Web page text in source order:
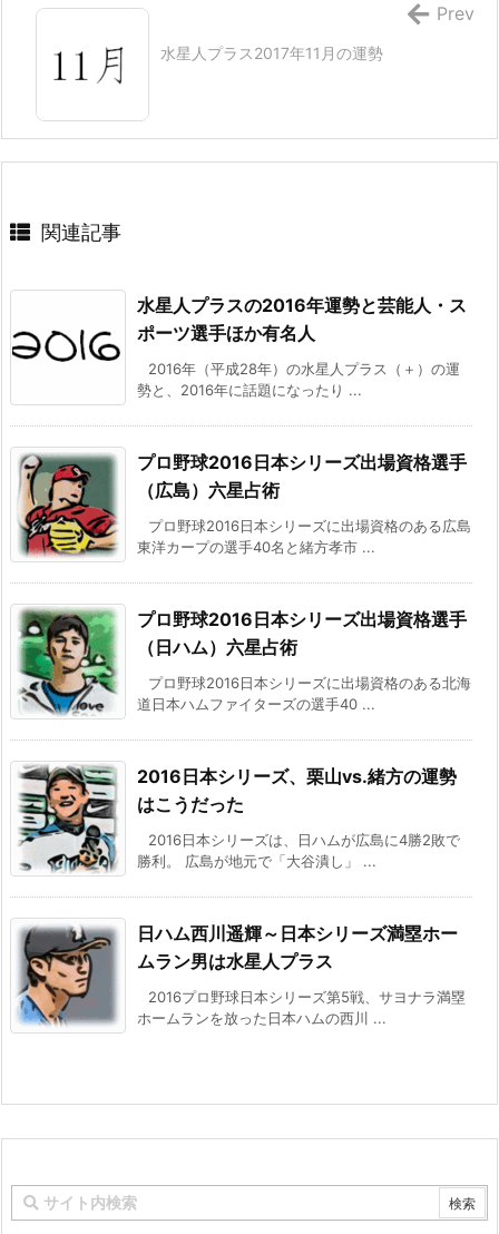
水星人プラス2017年11月の運勢
Prev
関連記事
水星人プラスの2016年運勢と芸能人・ス
ポーツ選手ほか有名人
2016年（平成28年）の水星人プラス（＋）の運
勢と、2016年に話題になったり ...
プロ野球2016日本シリーズ出場資格選手
（広島）六星占術
プロ野球2016日本シリーズに出場資格のある広島
東洋カープの選手40名と緒方孝市 ...
プロ野球2016日本シリーズ出場資格選手
（日ハム）六星占術
プロ野球2016日本シリーズに出場資格のある北海
道日本ハムファイターズの選手40 ...
2016日本シリーズ、栗山vs.緒方の運勢
はこうだった
2016日本シリーズは、日ハムが広島に4勝2敗で
勝利。 広島が地元で「大谷潰し」 ...
日ハム西川遥輝～日本シリーズ満塁ホー
ムラン男は水星人プラス
2016プロ野球日本シリーズ第5戦、サヨナラ満塁
ホームランを放った日本ハムの西川 ...